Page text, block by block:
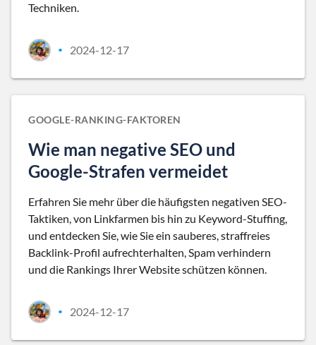
Techniken.
• 2024-12-17
GOOGLE-RANKING-FAKTOREN
Wie man negative SEO und
Google-Strafen vermeidet
Erfahren Sie mehr über die häufigsten negativen SEO-
Taktiken, von Linkfarmen bis hin zu Keyword-Stuffing,
und entdecken Sie, wie Sie ein sauberes, straffreies
Backlink-Profil aufrechterhalten, Spam verhindern
und die Rankings Ihrer Website schützen können.
• 2024-12-17